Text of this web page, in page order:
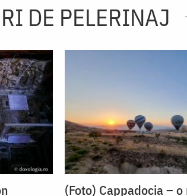
DE PELERINAJ
(Foto) Cappadocia –